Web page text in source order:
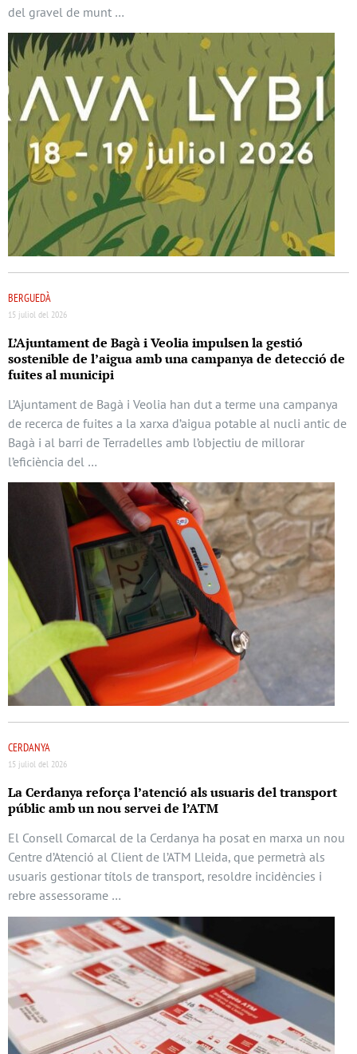
del gravel de munt …
BERGUEDÀ
15 juliol del 2026
L’Ajuntament de Bagà i Veolia impulsen la gestió
sostenible de l’aigua amb una campanya de detecció de
fuites al municipi
L’Ajuntament de Bagà i Veolia han dut a terme una campanya
de recerca de fuites a la xarxa d’aigua potable al nucli antic de
Bagà i al barri de Terradelles amb l’objectiu de millorar
l’eficiència del …
CERDANYA
15 juliol del 2026
La Cerdanya reforça l’atenció als usuaris del transport
públic amb un nou servei de l’ATM
El Consell Comarcal de la Cerdanya ha posat en marxa un nou
Centre d’Atenció al Client de l’ATM Lleida, que permetrà als
usuaris gestionar títols de transport, resoldre incidències i
rebre assessorame …